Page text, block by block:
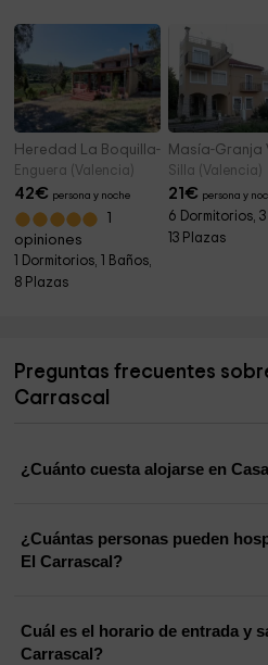
Heredad La Boquilla- Masía Boquilla
Enguera (Valencia)
42€ persona y noche
opiniones
1 Dormitorios, 1 Baños,
8 Plazas
Masía-Granja
Silla (Valencia)
21€ persona y
6 Dormitorios,
13 Plazas
Preguntas frecuentes
Carrascal
¿Cuánto cuesta alojarse en
¿Cuántas personas pueden
El Carrascal?
Cuál es el horario de entrada y salida de
Carrascal?